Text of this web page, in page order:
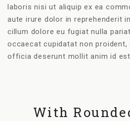
laboris nisi ut aliquip ex ea
aute irure dolor in reprehenderit
cillum dolore eu fugiat nulla
occaecat cupidatat non proident,
officia deserunt mollit anim id
With